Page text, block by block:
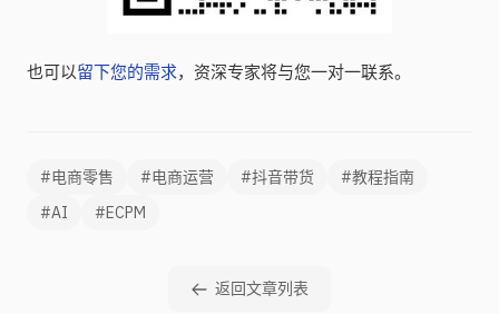
也可以留下您的需求，资深专家将与您一对一联系。
#电商零售 #电商运营 #抖音带货
#教程指南
#AI
#ECPM
返回文章列表